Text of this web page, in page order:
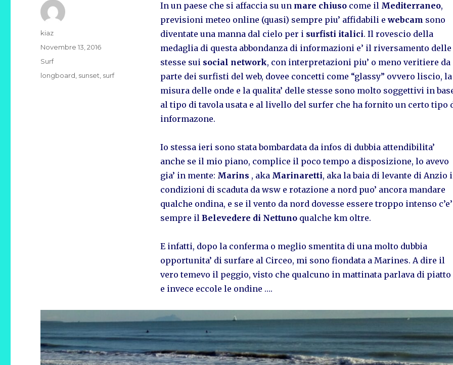
In un paese che si affaccia su un mare chiusocome il Mediterraneo,
previsioni meteo online (quasi) sempre piu’ affidabili ewebcam sono
diventate una manna dal cielo per i surfisti italici. Il rovescio della
medaglia di questa abbondanza di informazioni e’ il riversamento delle
stesse sui social network, con interpretazioni piu’ o meno veritiere da
parte dei surfisti del web, dovee concetti come “glassy” ovvero liscio, la
misura delle onde e la qualita’ delle stesse sono molto soggettivi in
al tipo di tavola usata e al livello del surfer che ha fornito un certo tipo
informazone.
Io stessa ieri sono stata bombardata da infos di dubbia attendibilita’
anche se il mio piano, complice il poco tempo a disposizione, lo avevo
gia’ in mente: Marins , aka Marinaretti, aka la baia di levante di Anzio
condizioni di scaduta da wsw e rotazione a nord puo’ ancora mandare
qualche ondina, e se il vento da nord dovesse essere troppo intenso c’e’
sempre il Belevedere di Nettunoqualche km oltre.
E infatti, dopo la conferma o meglio smentita di una molto dubbia
opportunita’ di surfare al Circeo, mi sono fiondata a Marines. A dire il
vero temevo il peggio, visto che qualcuno in mattinata parlava di piatto
e invece eccole le ondine ….
Autore
kiaz
Pubblicato
Novembre 13, 2016
Categorie
Surf
Tag
longboard sunset surf